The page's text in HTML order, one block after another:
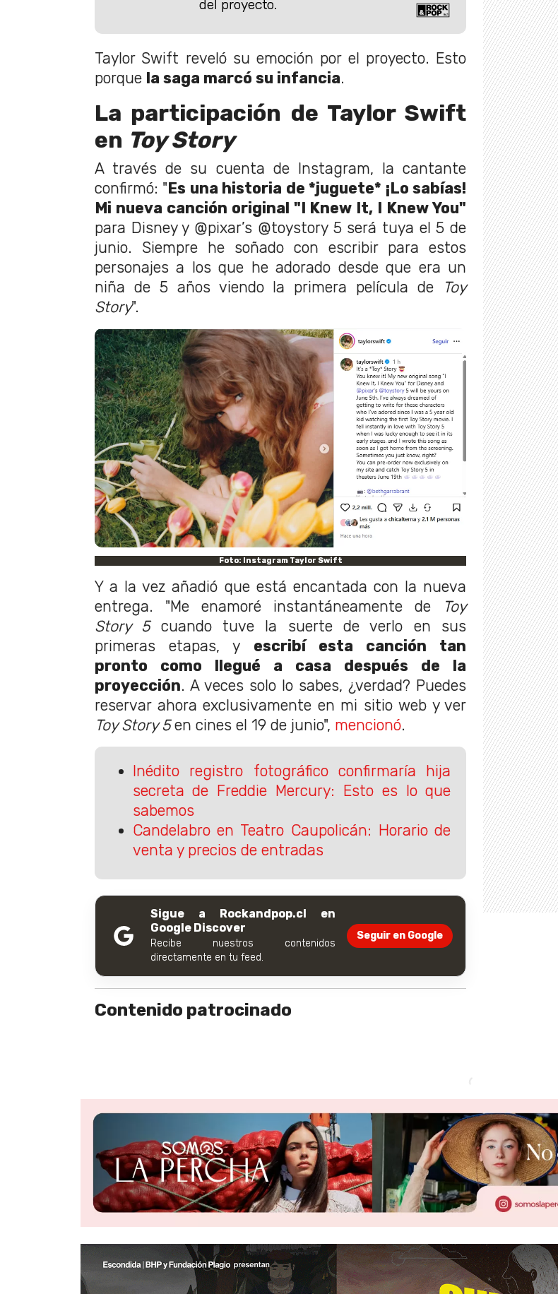
del proyecto.
Taylor Swift reveló su emoción por el proyecto. Esto
porque la saga marcó su infancia.
La participación de Taylor Swift
en Toy Story
A través de su cuenta de Instagram, la cantante
confirmó: "Es una historia de *juguete* ¡Lo sabías!
Mi nueva canción original "I Knew It, I Knew You"
para Disney y @pixar’s @toystory 5 será tuya el 5 de
junio. Siempre he soñado con escribir para estos
personajes a los que he adorado desde que era un
niña de 5 años viendo la primera película de
Toy
Story".
Foto: Instagram Taylor Swift
Y a la vez añadió que está encantada con la nueva
entrega. "Me enamoré instantáneamente de
Toy
Story 5cuando tuve la suerte de verlo en sus
primeras etapas, y escribí esta canción tan
pronto como llegué a casa después de la
proyección. A veces solo lo sabes, ¿verdad? Puedes
reservar ahora exclusivamente en mi sitio web y ver
Toy Story 5en cines el 19 de junio", mencionó.
Inédito registro fotográfico confirmaría hija
secreta de Freddie Mercury: Esto es lo que
sabemos
Candelabro en Teatro Caupolicán: Horario de
venta y precios de entradas
Sigue a Rockandpop.cl en
Google Discover
Recibe nuestros contenidos
directamente en tu feed.
Seguir en Google
Contenido patrocinado